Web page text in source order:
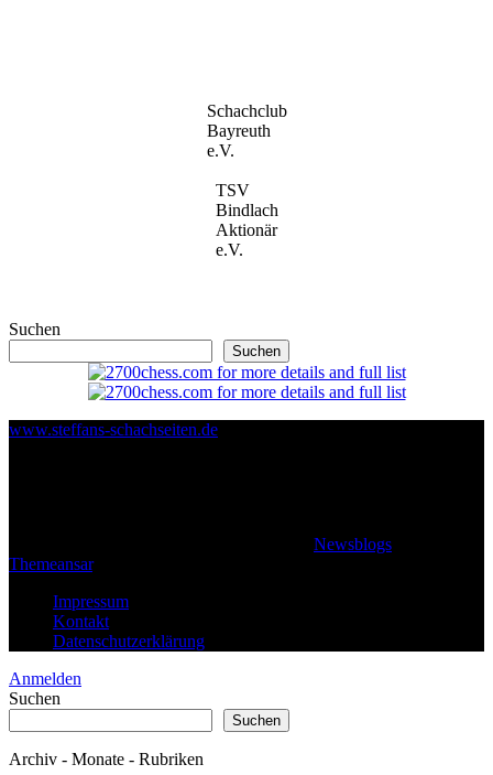
Schachclub
Bayreuth
e.V.
TSV
Bindlach
Aktionär
e.V.
Suchen
Suchen
www.steffans-schachseiten.de
Newsblogs
Themeansar.
Impressum
Kontakt
Datenschutzerklärung
Anmelden
Suchen
Suchen
Archiv - Monate - Rubriken